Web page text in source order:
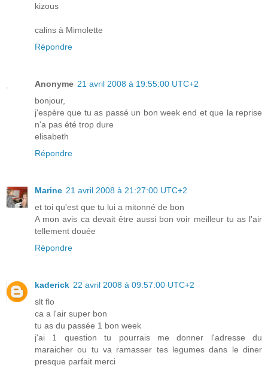
kizous
calins à Mimolette
Répondre
Anonyme 21 avril 2008 à 19:55:00 UTC+2
bonjour,
j'espère que tu as passé un bon week end et que la reprise
n'a pas été trop dure
elisabeth
Répondre
Marine 21 avril 2008 à 21:27:00 UTC+2
et toi qu'est que tu lui a mitonné de bon
A mon avis ca devait être aussi bon voir meilleur tu as l'air
tellement douée
Répondre
kaderick 22 avril 2008 à 09:57:00 UTC+2
slt flo
ca a l'air super bon
tu as du passée 1 bon week
j'ai 1 question tu pourrais me donner l'adresse du
maraicher ou tu va ramasser tes legumes dans le diner
presque parfait merci